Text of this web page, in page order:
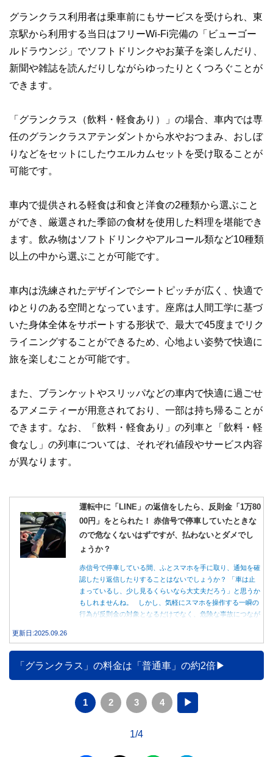
グランクラス利用者は乗車前にもサービスを受けられ、東
京駅から利用する当日はフリーWi-Fi完備の「ビューゴー
ルドラウンジ」でソフトドリンクやお菓子を楽しんだり、
新聞や雑誌を読んだりしながらゆったりとくつろぐことが
できます。
「グランクラス（飲料・軽食あり）」の場合、車内では専
任のグランクラスアテンダントから水やおつまみ、おしぼ
りなどをセットにしたウエルカムセットを受け取ることが
可能です。
車内で提供される軽食は和食と洋食の2種類から選ぶこと
ができ、厳選された季節の食材を使用した料理を堪能でき
ます。飲み物はソフトドリンクやアルコール類など10種類
以上の中から選ぶことが可能です。
車内は洗練されたデザインでシートピッチが広く、快適で
ゆとりのある空間となっています。座席は人間工学に基づ
いた身体全体をサポートする形状で、最大で45度までリク
ライニングすることができるため、心地よい姿勢で快適に
旅を楽しむことが可能です。
また、ブランケットやスリッパなどの車内で快適に過ごせ
るアメニティーが用意されており、一部は持ち帰ることが
できます。なお、「飲料・軽食あり」の列車と「飲料・軽
食なし」の列車については、それぞれ値段やサービス内容
が異なります。
運転中に「LINE」の返信をしたら、反則金「1万80
00円」をとられた！ 赤信号で停車していたときな
ので危なくないはずですが、払わないとダメでし
ょうか？
赤信号で停車している間、ふとスマホを手に取り、通知を確
認したり返信したりすることはないでしょうか？ 「車は止
まっているし、少し見るくらいなら大丈夫だろう」と思うか
もしれませんね。 しかし、気軽にスマホを操作する一瞬の
行為が反則金の対象となるだけでなく、危険な事故につなが
更新日:2025.09.26
「グランクラス」の料金は「普通車」の約2倍
1 2 3 4 ▶
1/4